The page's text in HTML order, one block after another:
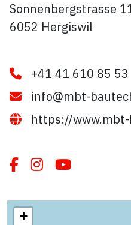
Sonnenbergstrasse
6052 Hergiswil
+41 41 610 85 53
info@mbt-
https://
+